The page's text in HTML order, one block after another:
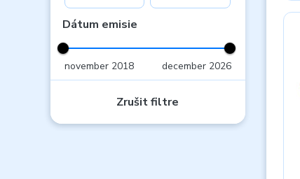
Dátum emisie
november 2018 december 2026
Zrušit filtre